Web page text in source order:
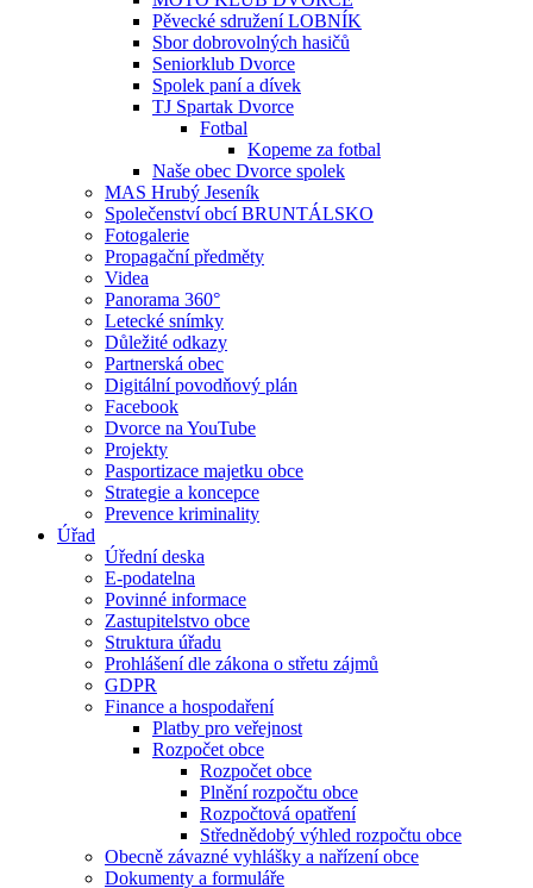
Pěvecké sdružení LOBNÍK
Sbor dobrovolných hasičů
Seniorklub Dvorce
Spolek paní a dívek
TJ Spartak Dvorce
Fotbal
Kopeme za fotbal
Naše obec Dvorce spolek
MAS Hrubý Jeseník
Společenství obcí BRUNTÁLSKO
Fotogalerie
Propagační předměty
Videa
Panorama 360°
Letecké snímky
Důležité odkazy
Partnerská obec
Digitální povodňový plán
Facebook
Dvorce na YouTube
Projekty
Pasportizace majetku obce
Strategie a koncepce
Prevence kriminality
Úřad
Úřední deska
E-podatelna
Povinné informace
Zastupitelstvo obce
Struktura úřadu
Prohlášení dle zákona o střetu zájmů
GDPR
Finance a hospodaření
Platby pro veřejnost
Rozpočet obce
Rozpočet obce
Plnění rozpočtu obce
Rozpočtová opatření
Střednědobý výhled rozpočtu obce
Obecně závazné vyhlášky a nařízení obce
Dokumenty a formuláře